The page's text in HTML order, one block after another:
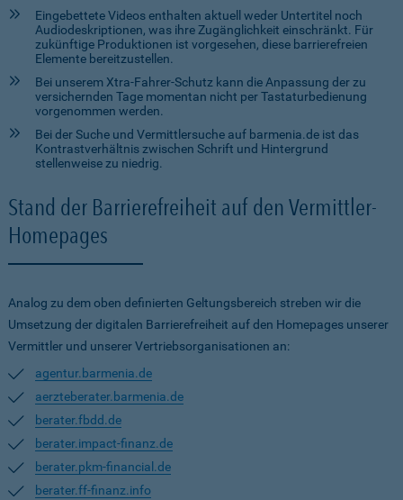
Eingebettete Videos enthalten aktuell weder Untertitel noch
Audiodeskriptionen, was ihre Zugänglichkeit einschränkt. Für
zukünftige Produktionen ist vorgesehen, diese barrierefreien
Elemente bereitzustellen.
Bei unserem Xtra-Fahrer-Schutz kann die Anpassung der zu
versichernden Tage momentan nicht per Tastaturbedienung
vorgenommen werden.
Bei der Suche und Vermittlersuche auf barmenia.de ist das
Kontrastverhältnis zwischen Schrift und Hintergrund
stellenweise zu niedrig.
Stand der Barrierefreiheit auf den Vermittler-
Homepages
Analog zu dem oben definierten Geltungsbereich streben wir die
Umsetzung der digitalen Barrierefreiheit auf den Homepages unserer
Vermittler und unserer Vertriebsorganisationen an:
agentur.barmenia.de
aerzteberater.barmenia.de
berater.fbdd.de
berater.impact-finanz.de
berater.pkm-financial.de
berater.ff-finanz.info